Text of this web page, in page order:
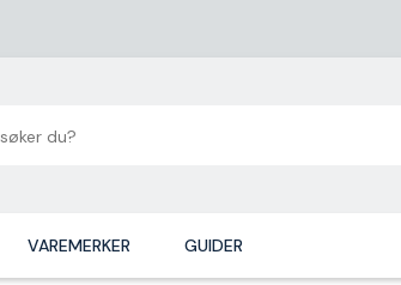
VAREMERKER GUIDER